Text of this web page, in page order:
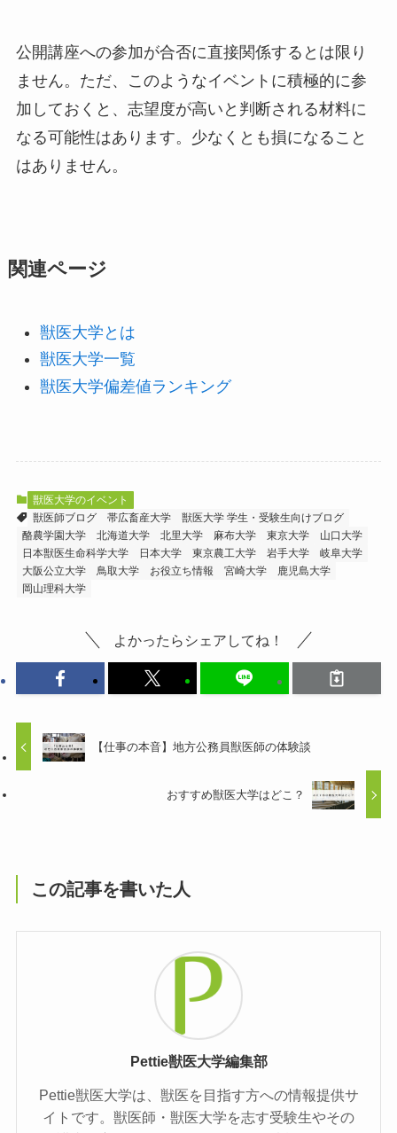
公開講座への参加が合否に直接関係するとは限り
ません。ただ、このようなイベントに積極的に参
加しておくと、志望度が高いと判断される材料に
なる可能性はあります。少なくとも損になること
はありません。
関連ページ
獣医大学とは
獣医大学一覧
獣医大学偏差値ランキング
獣医大学のイベント
獣医師ブログ
帯広畜産大学
獣医大学 学生・受験生向けブログ
酪農学園大学
北海道大学 北里大学 麻布大学 東京大学
山口大学
日本獣医生命科学大学
日本大学 東京農工大学 岩手大学
岐阜大学
大阪公立大学
鳥取大学 お役立ち情報 宮崎大学
鹿児島大学
岡山理科大学
よかったらシェアしてね！
【仕事の本音】地方公務員獣医師の体験談
おすすめ獣医大学はどこ？
この記事を書いた人
Pettie獣医大学編集部
Pettie獣医大学は、獣医を目指す方への情報提供サ
イトです。獣医師・獣医大学を志す受験生やその